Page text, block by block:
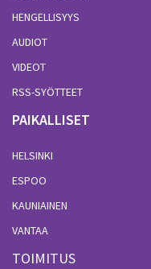
HENGELLISYYS
AUDIOT
VIDEOT
RSS-SYÖTTEET
PAIKALLISET
HELSINKI
ESPOO
KAUNIAINEN
VANTAA
TOIMITUS